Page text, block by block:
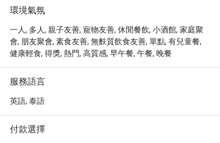
享受無負擔的美食時光。
・透過 Eatigo 預訂 Vistro-Vegan Cafe & Restaurant，即可
享有高達 5 折的專屬優惠，輕鬆鎖定您的用餐時段，享受
物超所值的用餐體驗。
環境氣氛
一人, 多人, 親子友善, 寵物友善, 休閒餐飲, 小酒館, 家庭聚
會, 朋友聚會, 素食友善, 無麩質飲食友善, 單點, 有兒童餐,
健康輕食, 得獎, 熱門, 高質感, 早午餐, 午餐, 晚餐
服務語言
英語, 泰語
付款選擇